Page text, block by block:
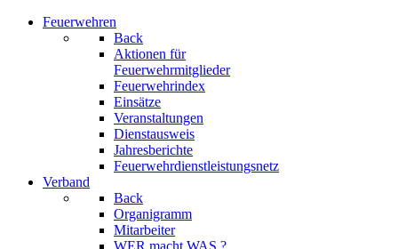
Feuerwehren
Back
Aktionen für
Feuerwehrmitglieder
Feuerwehrindex
Einsätze
Veranstaltungen
Dienstausweis
Jahresberichte
Feuerwehrdienstleistungsnetz
Verband
Back
Organigramm
Mitarbeiter
WER macht WAS ?